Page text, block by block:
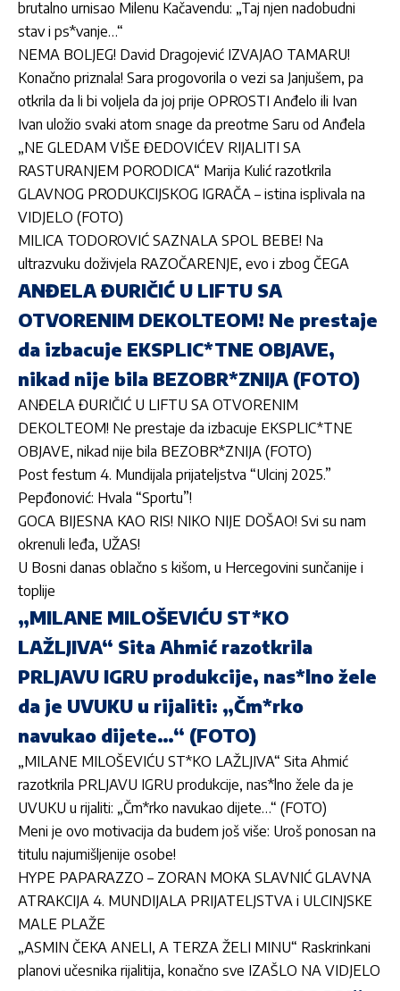
brutalno urnisao Milenu Kačavendu: „Taj njen nadobudni
stav i ps*vanje…“
NEMA BOLJEG! David Dragojević IZVAJAO TAMARU!
Konačno priznala! Sara progovorila o vezi sa Janjušem, pa
otkrila da li bi voljela da joj prije OPROSTI Anđelo ili Ivan
Ivan uložio svaki atom snage da preotme Saru od Anđela
„NE GLEDAM VIŠE ĐEDOVIĆEV RIJALITI SA
RASTURANJEM PORODICA“ Marija Kulić razotkrila
GLAVNOG PRODUKCIJSKOG IGRAČA – istina isplivala na
VIDJELO (FOTO)
MILICA TODOROVIĆ SAZNALA SPOL BEBE! Na
ultrazvuku doživjela RAZOČARENJE, evo i zbog ČEGA
ANĐELA ĐURIČIĆ U LIFTU SA
OTVORENIM DEKOLTEOM! Ne prestaje
da izbacuje EKSPLIC*TNE OBJAVE,
nikad nije bila BEZOBR*ZNIJA (FOTO)
ANĐELA ĐURIČIĆ U LIFTU SA OTVORENIM
DEKOLTEOM! Ne prestaje da izbacuje EKSPLIC*TNE
OBJAVE, nikad nije bila BEZOBR*ZNIJA (FOTO)
Post festum 4. Mundijala prijateljstva “Ulcinj 2025.”
Pepđonović: Hvala “Sportu”!
GOCA BIJESNA KAO RIS! NIKO NIJE DOŠAO! Svi su nam
okrenuli leđa, UŽAS!
U Bosni danas oblačno s kišom, u Hercegovini sunčanije i
toplije
„MILANE MILOŠEVIĆU ST*KO
LAŽLJIVA“ Sita Ahmić razotkrila
PRLJAVU IGRU produkcije, nas*lno žele
da je UVUKU u rijaliti: „Čm*rko
navukao dijete…“ (FOTO)
„MILANE MILOŠEVIĆU ST*KO LAŽLJIVA“ Sita Ahmić
razotkrila PRLJAVU IGRU produkcije, nas*lno žele da je
UVUKU u rijaliti: „Čm*rko navukao dijete…“ (FOTO)
Meni je ovo motivacija da budem još više: Uroš ponosan na
titulu najumišljenije osobe!
HYPE PAPARAZZO – ZORAN MOKA SLAVNIĆ GLAVNA
ATRAKCIJA 4. MUNDIJALA PRIJATELJSTVA i ULCINJSKE
MALE PLAŽE
„ASMIN ČEKA ANELI, A TERZA ŽELI MINU“ Raskrinkani
planovi učesnika rijalitija, konačno sve IZAŠLO NA VIDJELO